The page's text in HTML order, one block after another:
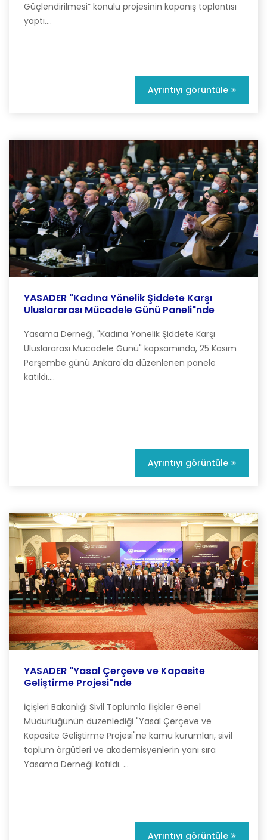
Güçlendirilmesi” konulu projesinin kapanış toplantısı
yaptı....
Ayrıntıyı görüntüle
YASADER "Kadına Yönelik Şiddete Karşı
Uluslararası Mücadele Günü Paneli"nde
Yasama Derneği, "Kadına Yönelik Şiddete Karşı
Uluslararası Mücadele Günü" kapsamında, 25 Kasım
Perşembe günü Ankara'da düzenlenen panele
katıldı....
Ayrıntıyı görüntüle
YASADER "Yasal Çerçeve ve Kapasite
Geliştirme Projesi"nde
İçişleri Bakanlığı Sivil Toplumla İlişkiler Genel
Müdürlüğünün düzenlediği "Yasal Çerçeve ve
Kapasite Geliştirme Projesi"ne kamu kurumları, sivil
toplum örgütleri ve akademisyenlerin yanı sıra
Yasama Derneği katıldı. ...
Ayrıntıyı görüntüle